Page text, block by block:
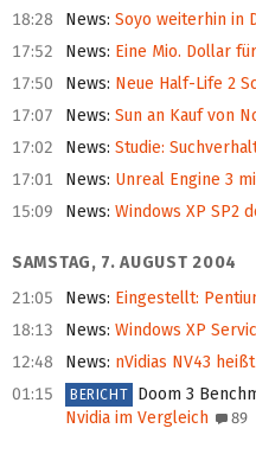
18:28 News: Soyo weiterhin in
17:52 News: Eine Mio. Dollar
17:50 News: Neue Half-Life 2
17:07 News: Sun an Kauf von
17:02 News: Studie:
17:01 News: Unreal Engine 3
15:09 News: Windows XP SP2
SAMSTAG, 7. AUGUST 2004
21:05
News: Eingestellt:
18:13 News: Windows XP
12:48 News: nVidias NV43
01:15 BERICHT Doom 3
Nvidia im Vergleich
89